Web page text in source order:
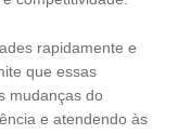
rapidamente e
que essas
mudanças do
e atendendo às